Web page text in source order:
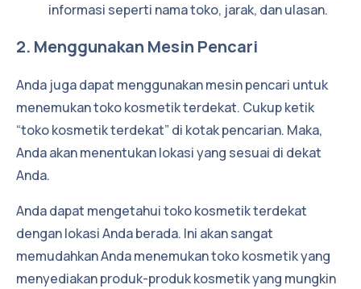
informasi seperti nama toko, jarak, dan ulasan.
2. Menggunakan Mesin Pencari
Anda juga dapat menggunakan mesin pencari untuk
menemukan toko kosmetik terdekat. Cukup ketik
“toko kosmetik terdekat” di kotak pencarian. Maka,
Anda akan menentukan lokasi yang sesuai di dekat
Anda.
Anda dapat mengetahui toko kosmetik terdekat
dengan lokasi Anda berada. Ini akan sangat
memudahkan Anda menemukan toko kosmetik yang
menyediakan produk-produk kosmetik yang mungkin